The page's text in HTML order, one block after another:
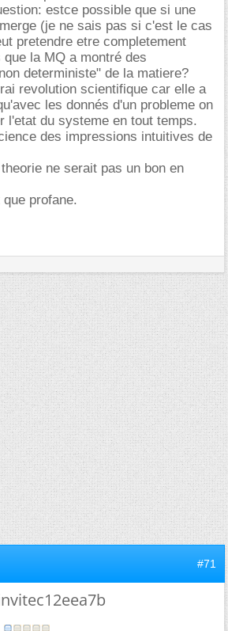
estce possible que si une
(je ne sais pas si c'est le cas
pretendre etre completement
la MQ a montré des
deterministe" de la matiere?
revolution scientifique car elle a
les donnés d'un probleme on
l'etat du systeme en tout temps.
des impressions intuitives de
ne serait pas un bon en
profane.
#71